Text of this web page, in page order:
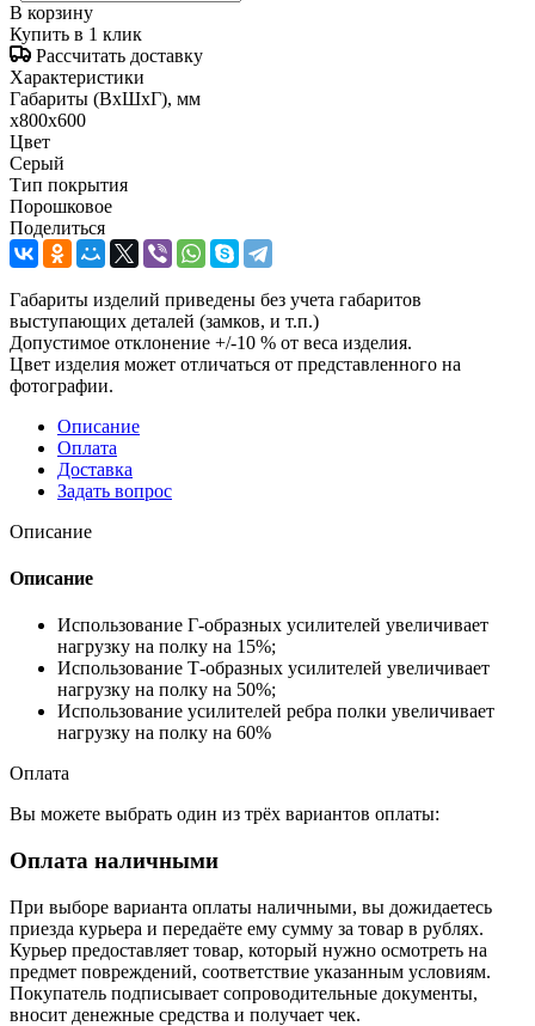
В корзину
Купить в 1 клик
Рассчитать доставку
Характеристики
Габариты (ВxШxГ), мм
x800x600
Цвет
Серый
Тип покрытия
Порошковое
Поделиться
Габариты изделий приведены без учета габаритов
выступающих деталей (замков, и т.п.)
Допустимое отклонение +/-10 % от веса изделия.
Цвет изделия может отличаться от представленного на
фотографии.
Описание
Оплата
Доставка
Задать вопрос
Описание
Описание
Использование Г-образных усилителей увеличивает
нагрузку на полку на 15%;
Использование Т-образных усилителей увеличивает
нагрузку на полку на 50%;
Использование усилителей ребра полки увеличивает
нагрузку на полку на 60%
Оплата
Вы можете выбрать один из трёх вариантов оплаты:
Оплата наличными
При выборе варианта оплаты наличными, вы дожидаетесь
приезда курьера и передаёте ему сумму за товар в рублях.
Курьер предоставляет товар, который нужно осмотреть на
предмет повреждений, соответствие указанным условиям.
Покупатель подписывает сопроводительные документы,
вносит денежные средства и получает чек.